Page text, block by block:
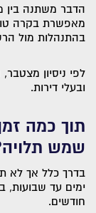
הדבר משתנה בין
מאפשרת בקרה
בהתנהלות מול
לפי ניסיון
ובעלי דירות.
תוך כמה
שמש
בדרך כלל אך לא
ימים עד שבועות,
חודשים.